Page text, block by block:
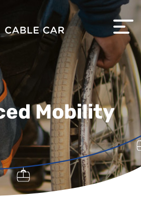
Mobility